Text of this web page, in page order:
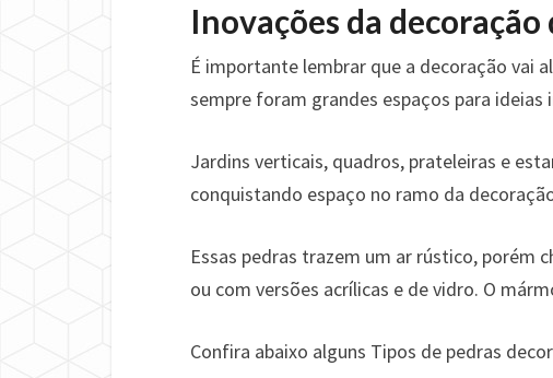
Inovações da
É importante lembrar que a decoração vai
sempre foram grandes espaços para ideias
Jardins verticais, quadros, prateleiras e
conquistando espaço no ramo da
Essas pedras trazem um ar rústico, porém
ou com versões acrílicas e de vidro. O
Confira abaixo alguns Tipos de pedras